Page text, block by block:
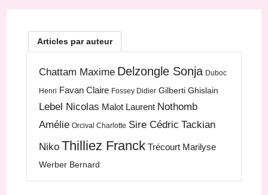
Articles par auteur
Chattam Maxime Delzongle Sonja Duboc
Henri Favan Claire Fossey Didier Gilberti Ghislain
Lebel Nicolas Malot Laurent Nothomb
Amélie Orcival Charlotte Sire Cédric Tackian
Niko Thilliez Franck Trécourt Marilyse
Werber Bernard